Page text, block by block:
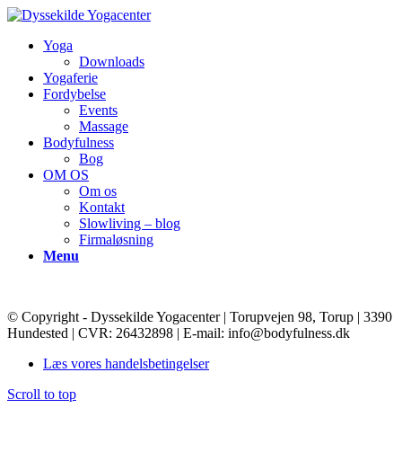
Yoga
Downloads
Yogaferie
Fordybelse
Events
Massage
Bodyfulness
Bog
OM OS
Om os
Kontakt
Slowliving – blog
Firmaløsning
Menu
© Copyright - Dyssekilde Yogacenter | Torupvejen 98, Torup | 3390
Hundested | CVR: 26432898 | E-mail: info@bodyfulness.dk
Læs vores handelsbetingelser
Scroll to top